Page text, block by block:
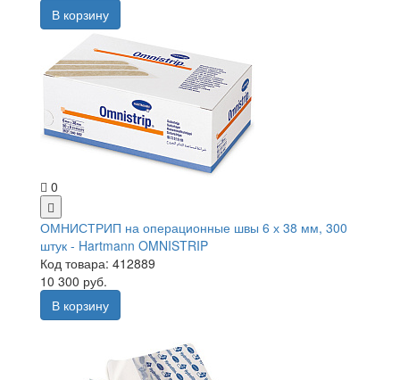
В корзину
0
ОМНИСТРИП на операционные швы 6 х 38 мм, 300
штук - Hartmann OMNISTRIP
Код товара: 412889
10 300 руб.
В корзину